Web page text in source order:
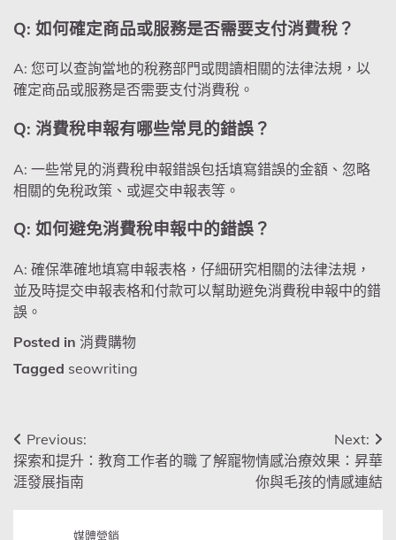
Q: 如何確定商品或服務是否需要支付消費稅？
A: 您可以查詢當地的稅務部門或閱讀相關的法律法規，以
確定商品或服務是否需要支付消費稅。
Q: 消費稅申報有哪些常見的錯誤？
A: 一些常見的消費稅申報錯誤包括填寫錯誤的金額、忽略
相關的免稅政策、或遲交申報表等。
Q: 如何避免消費稅申報中的錯誤？
A: 確保準確地填寫申報表格，仔細研究相關的法律法規，
並及時提交申報表格和付款可以幫助避免消費稅申報中的錯
誤。
Posted in 消費購物
Tagged seowriting
文
章
Previous:
探索和提升：教育工作者的職
涯發展指南
Next:
了解寵物情感治療效果：昇華
你與毛孩的情感連結
媒體營銷